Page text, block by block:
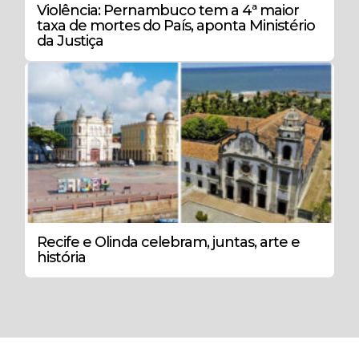
Violência: Pernambuco tem a 4ª maior
taxa de mortes do País, aponta Ministério
da Justiça
Recife e Olinda celebram, juntas, arte e
história